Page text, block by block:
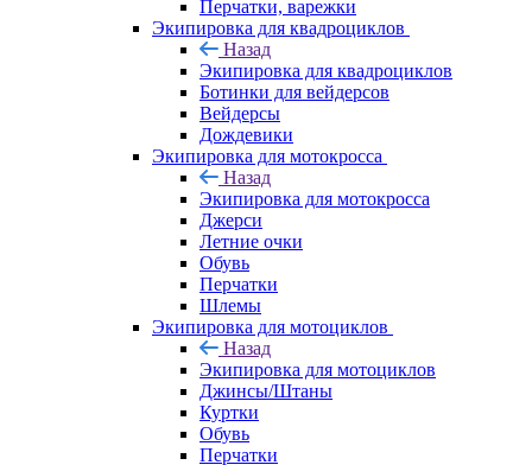
Перчатки, варежки
Экипировка для квадроциклов
Назад
Экипировка для квадроциклов
Ботинки для вейдерсов
Вейдерсы
Дождевики
Экипировка для мотокросса
Назад
Экипировка для мотокросса
Джерси
Летние очки
Обувь
Перчатки
Шлемы
Экипировка для мотоциклов
Назад
Экипировка для мотоциклов
Джинсы/Штаны
Куртки
Обувь
Перчатки